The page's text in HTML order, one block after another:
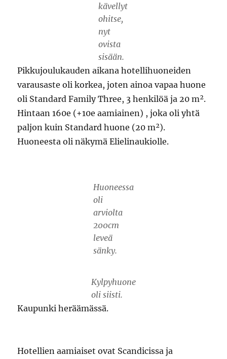
kävellyt
ohitse,
nyt
ovista
sisään.
Pikkujoulukauden aikana hotellihuoneiden
varausaste oli korkea, joten ainoa vapaa huone
oli Standard Family Three, 3 henkilöä ja 20 m².
Hintaan 160e (+10e aamiainen) , joka oli yhtä
paljon kuin Standard huone (20 m²).
Huoneesta oli näkymä Elielinaukiolle.
Huoneessa
oli
arviolta
200cm
leveä
sänky.
Kylpyhuone
oli siisti.
Kaupunki heräämässä.
Hotellien aamiaiset ovat Scandicissa ja